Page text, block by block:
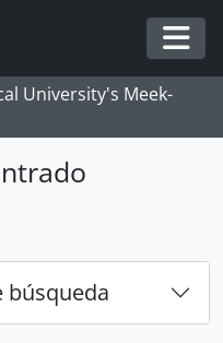
University's Meek-
búsqueda